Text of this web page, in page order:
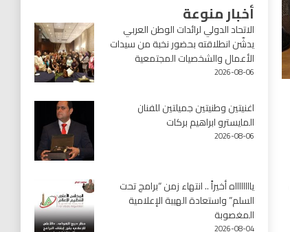
أخبار منوعة
الاتحاد الدولي لرائدات الوطن العربي
يدشّن انطلاقته بحضور نخبة من سيدات
الأعمال والشخصيات المجتمعية
2026-08-06
اغنيتين وطنيتين جميلتين للفنان
المايسترو ابراهيم بركات
2026-08-06
يااااااااه أخيراً .. انتهاء زمن “برامج تحت
السلم” واستعادة الهيبة الإعلامية
المغصوبة
2026-08-04